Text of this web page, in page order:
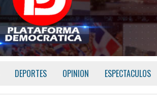
DEPORTES OPINION ESPECTACULOS